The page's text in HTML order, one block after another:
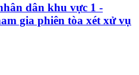
dân khu vực 1 -
gia phiên tòa xét xử vụ